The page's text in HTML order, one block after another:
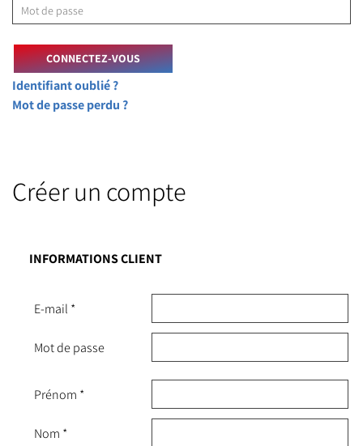
Identifiant oublié ?
Mot de passe perdu ?
Créer un compte
INFORMATIONS CLIENT
E-mail *
Mot de passe
Prénom *
Nom *